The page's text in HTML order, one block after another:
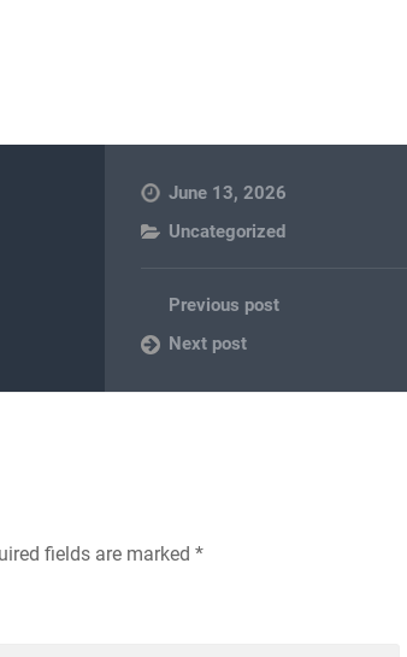
June 13, 2026
Uncategorized
Previous post
Next post
fields are marked *